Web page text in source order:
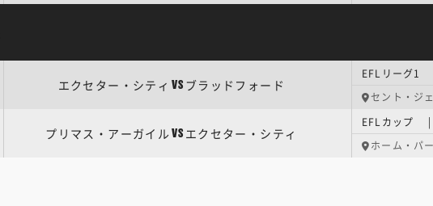
エクセター・シティ VS ブラッドフォード
EFLリーグ
セント・ジ
プリマス・アーガイルVS エクセター・シティ
EFLカップ
ホーム・パ